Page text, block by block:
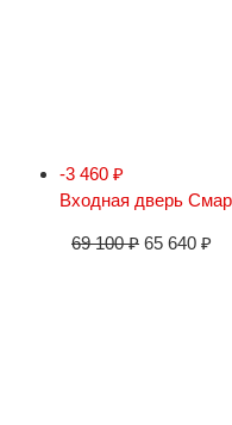
-3 460 ₽
Входная дверь
69 100₽ 65 640 ₽